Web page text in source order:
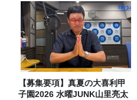
【募集要項】真夏の大喜利甲
子園2026 水曜JUNK山里亮太